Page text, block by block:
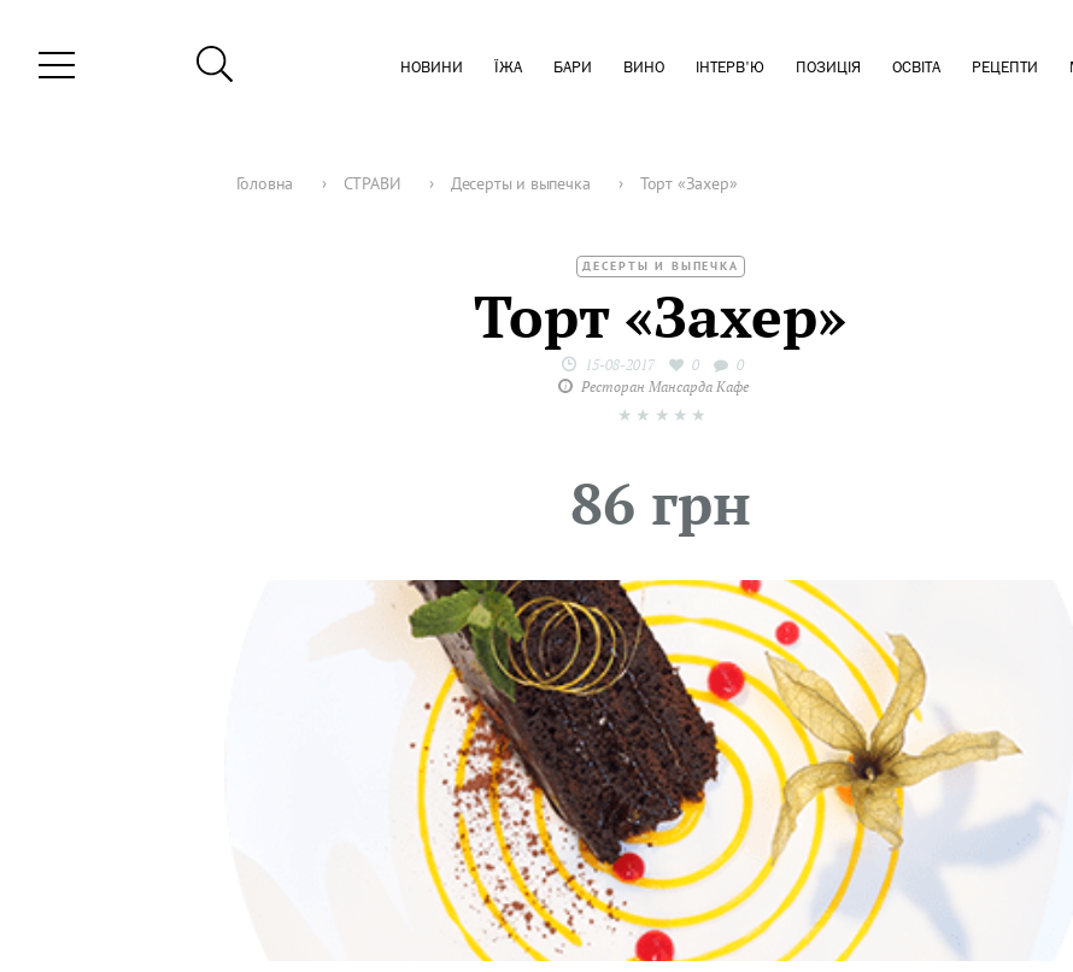
НОВИНИ ЇЖА БАРИ ВИНО ІНТЕРВ'Ю ПОЗИЦІЯ ОСВІТА РЕЦЕПТИ
Головна › СТРАВИ › Десерты и выпечка › Торт «Захер»
ДЕСЕРТЫ И ВЫПЕЧКА
Торт «Захер»
15-08-2017 0
0
Ресторан Мансарда Кафе
★
★
★
★
★
86 грн